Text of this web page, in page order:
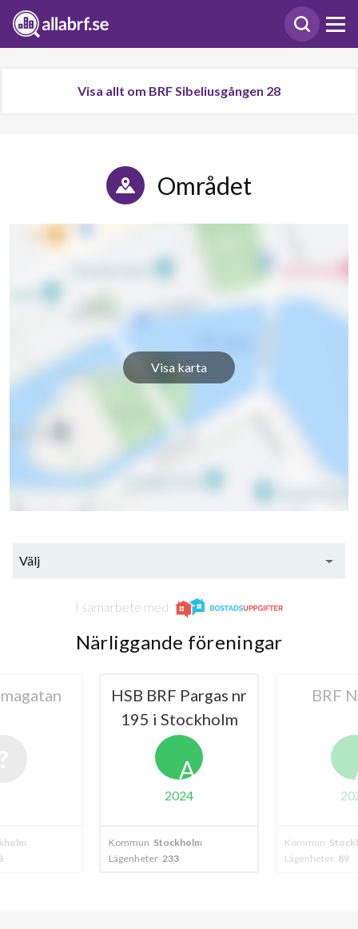
Visa allt om BRF Sibeliusgången 28
Området
Visa karta
Välj
I samarbete med
Närliggande föreningar
HSB BRF Pargas nr
195 i Stockholm
A
2024
Kommun Stockholm
Lägenheter 233
BRF
Kommun
Lägenheter 89